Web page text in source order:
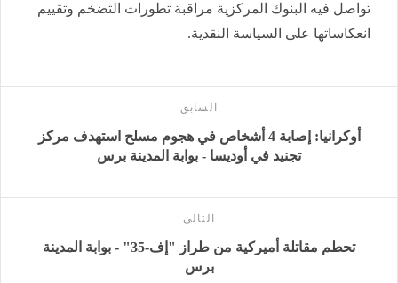
تواصل فيه البنوك المركزية مراقبة تطورات التضخم وتقييم
انعكاساتها على السياسة النقدية.
السابق
أوكرانيا: إصابة 4 أشخاص في هجوم مسلح استهدف مركز
تجنيد في أوديسا - بوابة المدينة برس
التالى
تحطم مقاتلة أميركية من طراز "إف-35" - بوابة المدينة
برس